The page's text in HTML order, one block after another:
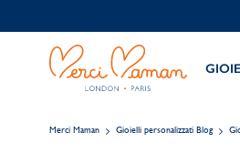
Merci Maman Gioielli personalizzati Blog